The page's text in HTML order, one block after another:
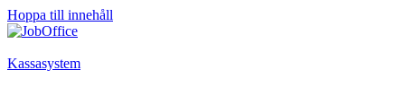
Hoppa till innehåll
Kassasystem